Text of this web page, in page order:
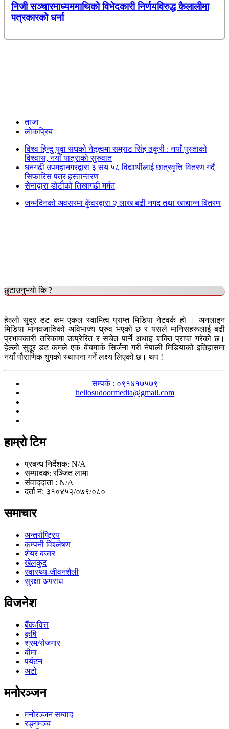
निजी सञ्चारमाध्यममाथिको विभेदकारी निर्णयविरुद्ध कैलालीमा
पत्रकारको धर्ना
ताजा
लोकप्रिय
विश्व हिन्दु युवा संघको नेतृत्वमा सम्राट सिंह ठकुरी : नयाँ पुस्ताको
विश्वास, नयाँ यात्राको सुरुवात
धनगढी उपमहानगरद्वारा ३ सय ५८ विद्यार्थीलाई छात्रवृत्ति वितरण गर्दै
सिफारिस पत्र हस्तान्तरण
सेनाद्वारा डोटीको तिखागढी मर्मत
जन्मदिनको अवसरमा कुँवरद्वारा २ लाख बढी नगद तथा खाद्यान्न बितरण
छुटाउनुभयो कि ?
हेल्लो सुदूर डट कम एकल स्वामित्व प्राप्त मिडिया नेटवर्क हो । अनलाइन
मिडिया मानवजातिको अविभाज्य ध्रुव भएको छ र यसले मानिसहरूलाई बढी
प्रभावकारी तरिकामा उत्प्रेरित र सचेत पार्ने अथाह शक्ति प्राप्त गरेको छ।
हेल्लो सुदूर डट कमले एक बेंचमार्क सिर्जना गरी नेपाली मिडियाको इतिहासमा
नयाँ पौराणिक युगको स्थापना गर्ने लक्ष्य लिएको छ। थप !
सम्पर्क : ०९१४१७५७९
hellosudoormedia@gmail.com
हाम्रो टिम
प्रबन्ध निर्देशक: N/A
सम्पादक: रञ्जित लामा
संवाददाता : N/A
दर्ता नं: ३१०४५२/०७९/०८०
समाचार
अन्तर्राष्ट्रिय
कम्पनी विश्लेषण
शेयर बजार
खेलकुद
स्वास्थ्य-जीवनशैली
सुरक्षा अपराध
विजनेश
बैंक/वित्त
कृषि
श्रम/रोजगार
बीमा
पर्यटन
अटो
मनोरञ्जन
मनोरञ्जन सम्वाद
रङ्गमञ्च